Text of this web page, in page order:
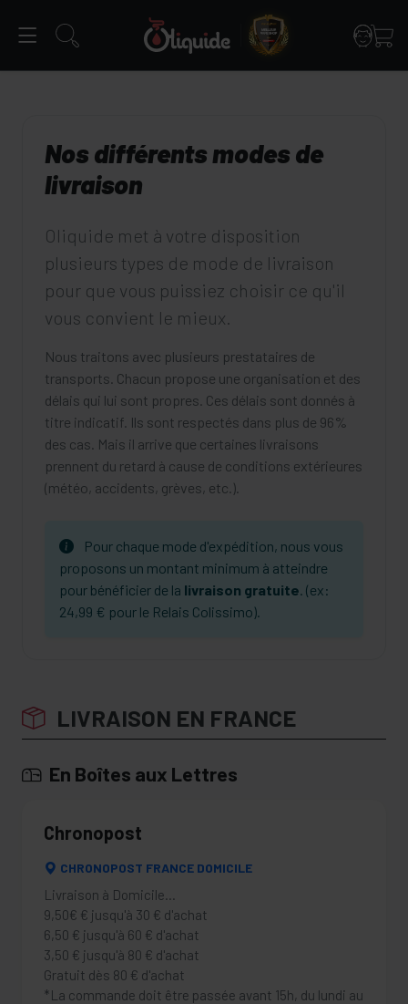
Nos différents modes de
livraison
Oliquide met à votre disposition
plusieurs types de mode de livraison
pour que vous puissiez choisir ce qu'il
vous convient le mieux.
Nous traitons avec plusieurs prestataires de
transports. Chacun propose une organisation et des
délais qui lui sont propres. Ces délais sont donnés à
titre indicatif. Ils sont respectés dans plus de 96%
des cas. Mais il arrive que certaines livraisons
prennent du retard à cause de conditions extérieures
(météo, accidents, grèves, etc.).
Pour chaque mode d'expédition, nous vous
proposons un montant minimum à atteindre
pour bénéficier de la livraison gratuite. (ex:
24,99 € pour le Relais Colissimo).
LIVRAISON EN FRANCE
En Boîtes aux Lettres
Chronopost
CHRONOPOST FRANCE DOMICILE
Livraison à Domicile...
9,50€ € jusqu'à 30 € d'achat
6,50 € jusqu'à 60 € d'achat
3,50 € jusqu'à 80 € d'achat
Gratuit dès 80 € d'achat
*La commande doit être passée avant 15h, du lundi au